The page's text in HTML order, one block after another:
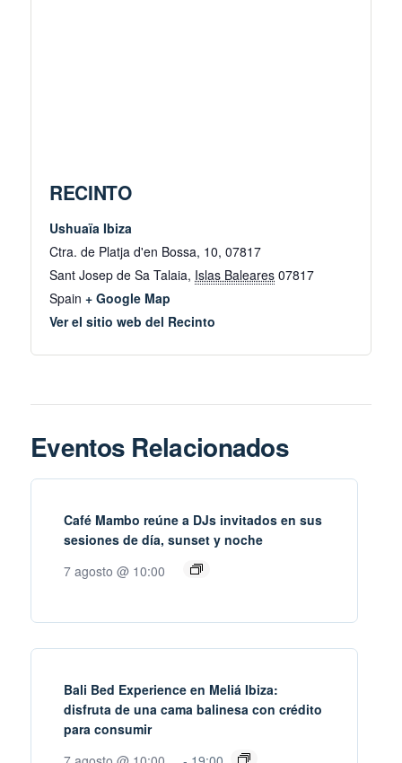
RECINTO
Ushuaïa Ibiza
Ctra. de Platja d'en Bossa, 10, 07817
Sant Josep de Sa Talaia, Islas Baleares 07817
Spain + Google Map
Ver el sitio web del Recinto
Eventos Relacionados
Café Mambo reúne a DJs invitados en sus
sesiones de día, sunset y noche
7 agosto @ 10:00
Bali Bed Experience en Meliá Ibiza:
disfruta de una cama balinesa con crédito
para consumir